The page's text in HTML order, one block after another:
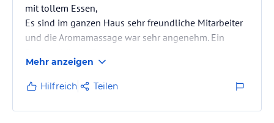
mit tollem Essen,
Es sind im ganzen Haus sehr freundliche Mitarbeiter
und die Aromamassage war sehr angenehm. Ein
Mehr anzeigen
Hilfreich Teilen